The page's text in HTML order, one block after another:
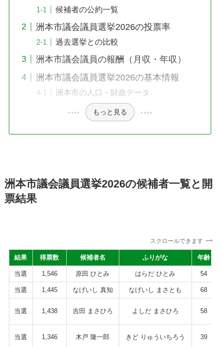
候補者の公約一覧
洲本市議会議員選挙2026の投票率
過去選挙との比較
洲本市議会議員の報酬（月収・年収）
洲本市議会議員選挙2026の基本情報
洲本市の人口・財政データ
もっと見る
洲本市議会議員選挙2026の候補者一覧と開
票結果
スクロールできます
結果 得票数 候補者名 ふりがな 年齢
当選 1,546 原田 ひとみ はらだ ひとみ 54
当選 1,445 なげいし 真知 なげいし まさとも 68
当選 1,438 吉田 まさひろ よしだ まさひろ 58
当選 1,346 木戸 隆一郎 きど りゅういちろう 39